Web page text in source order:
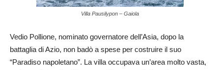
Villa Pausilypon – Gaiola
Vedio Pollione, nominato governatore dell’Asia, dopo la
battaglia di Azio, non badò a spese per costruire il suo
“Paradiso napoletano”. La villa occupava un’area molto vasta,